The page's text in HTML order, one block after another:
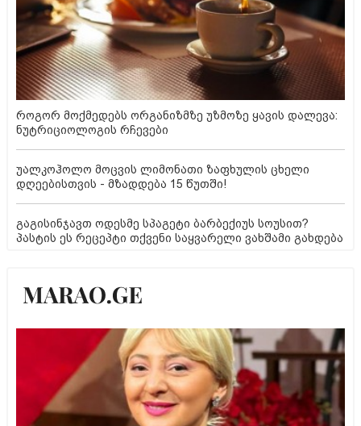
როგორ მოქმედებს ორგანიზმზე უზმოზე ყავის დალევა:
ნუტრიციოლოგის რჩევები
უალკოჰოლო მოცვის ლიმონათი ზაფხულის ცხელი
დღეებისთვის - მზადდება 15 წუთში!
გაგისინჯავთ ოდესმე სპაგეტი ბარბექიუს სოუსით?
პასტის ეს რეცეპტი თქვენი საყვარელი ვახშამი გახდება